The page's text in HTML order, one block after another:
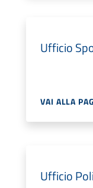
Ufficio
VAI ALLA
Ufficio